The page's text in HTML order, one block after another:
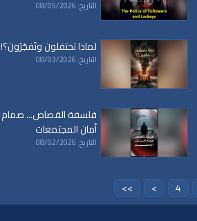
|
al waqiah
|
al waqiaa
|
al waqia
|سياسة|حكم
how to
|
economy
politics
|
islam
التاريخ: 08/05/2026
لماذا تحتفلون وتَفجُرُون؟!
التاريخ: 08/03/2026
فلسفة القصاص... صمام
أمان المجتمعات
التاريخ: 08/02/2026
4
>
>>